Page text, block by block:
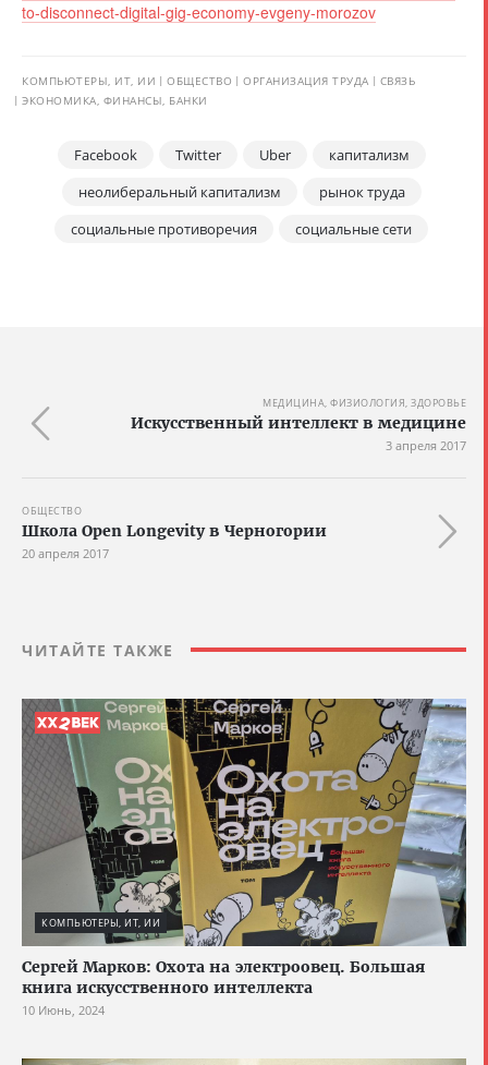
to-disconnect-digital-gig-economy-evgeny-morozov
КОМПЬЮТЕРЫ, ИТ, ИИ ОБЩЕСТВО ОРГАНИЗАЦИЯ ТРУДА
СВЯЗЬ
ЭКОНОМИКА, ФИНАНСЫ, БАНКИ
Facebook Twitter Uber
капитализм
неолиберальный капитализм
рынок труда
социальные противоречия
социальные сети
МЕДИЦИНА, ФИЗИОЛОГИЯ, ЗДОРОВЬЕ
Искусственный интеллект в медицине
3 апреля 2017
ОБЩЕСТВО
Школа Open Longevity в Черногории
20 апреля 2017
ЧИТАЙТЕ ТАКЖЕ
КОМПЬЮТЕРЫ, ИТ, ИИ
Сергей Марков: Охота на электроовец. Большая
книга искусственного интеллекта
10 Июнь, 2024